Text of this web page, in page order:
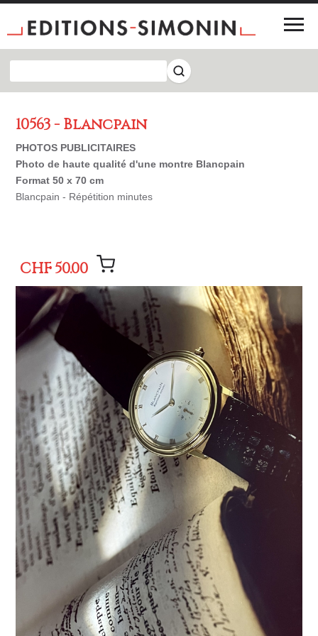
10563 - Blancpain
PHOTOS PUBLICITAIRES
Photo de haute qualité d'une montre Blancpain
Format 50 x 70 cm
Blancpain - Répétition minutes
CHF 50.00